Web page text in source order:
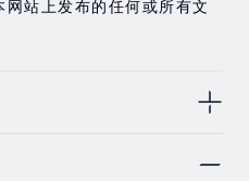
站上发布的任何或所有文
产品交易涉及高风险，可